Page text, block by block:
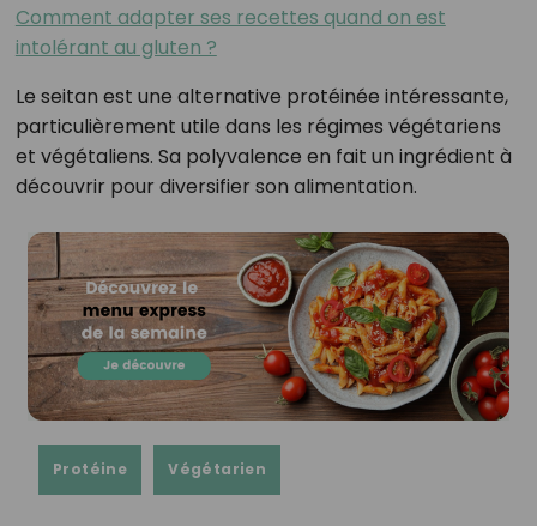
Comment adapter ses recettes quand on est
intolérant au gluten ?
Le seitan est une alternative protéinée intéressante,
particulièrement utile dans les régimes végétariens
et végétaliens. Sa polyvalence en fait un ingrédient à
découvrir pour diversifier son alimentation.
Protéine Végétarien